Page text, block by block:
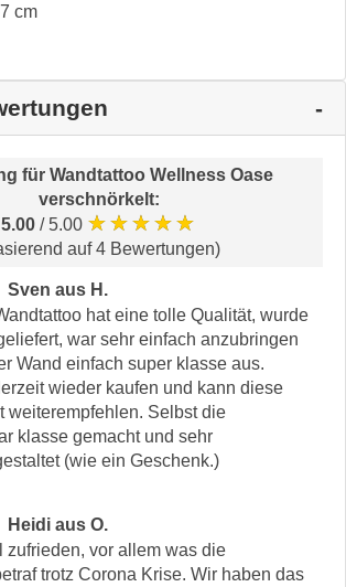
cm
für Wandtattoo Wellness Oase
verschnörkelt:
5.00 / 5.00 ★★★★★
auf 4 Bewertungen)
Sven aus H.
hat eine tolle Qualität, wurde
war sehr einfach anzubringen
Wand einfach super klasse aus.
wieder kaufen und kann diese
weiterempfehlen. Selbst die
klasse gemacht und sehr
(wie ein Geschenk.)
Heidi aus O.
zufrieden, vor allem was die
trotz Corona Krise. Wir haben das